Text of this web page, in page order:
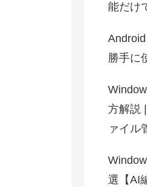
能だけ
勝手に
方解説
ァイル
選【AI